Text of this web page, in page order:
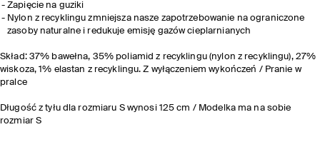
Zapięcie na guziki
Nylon z recyklingu zmniejsza nasze zapotrzebowanie na ograniczone
zasoby naturalne i redukuje emisję gazów cieplarnianych
Skład: 37% bawełna, 35% poliamid z recyklingu (nylon z recyklingu), 27%
wiskoza, 1% elastan z recyklingu. Z wyłączeniem wykończeń / Pranie w
pralce
Długość z tyłu dla rozmiaru S wynosi 125 cm / Modelka ma na sobie
rozmiar S